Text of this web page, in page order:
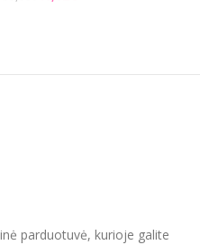
parduotuvė, kurioje galite